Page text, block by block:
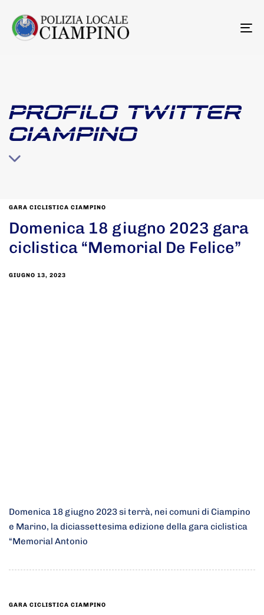
PROFILO TWITTER
CIAMPINO
GARA CICLISTICA CIAMPINO
Domenica 18 giugno 2023 gara
ciclistica “Memorial De Felice”
GIUGNO 13, 2023
Domenica 18 giugno 2023 si terrà, nei comuni di Ciampino
e Marino, la diciassettesima edizione della gara ciclistica
“Memorial Antonio
GARA CICLISTICA CIAMPINO